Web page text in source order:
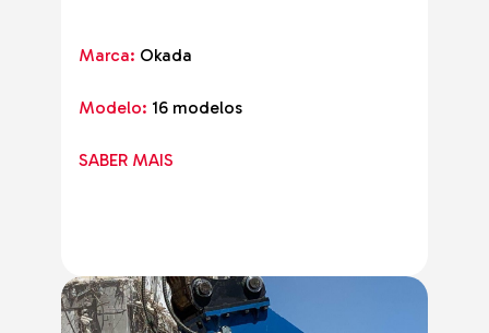
Marca: Okada
Modelo: 16 modelos
SABER MAIS